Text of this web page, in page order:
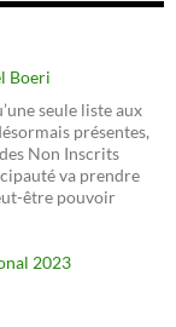
Boeri
seule liste aux
présentes,
Non Inscrits
va prendre
être pouvoir
2023